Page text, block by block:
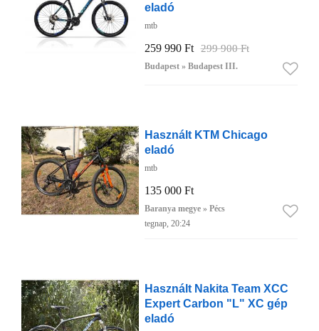
eladó
mtb
259 990 Ft 299 900 Ft
Budapest » Budapest III.
Használt KTM Chicago
eladó
mtb
135 000 Ft
Baranya megye » Pécs
tegnap, 20:24
Használt Nakita Team XCC
Expert Carbon "L" XC gép
eladó